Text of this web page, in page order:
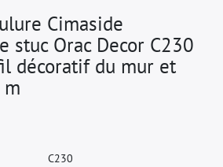
Cimaside
stuc Orac Decor C230
décoratif du mur et
C230